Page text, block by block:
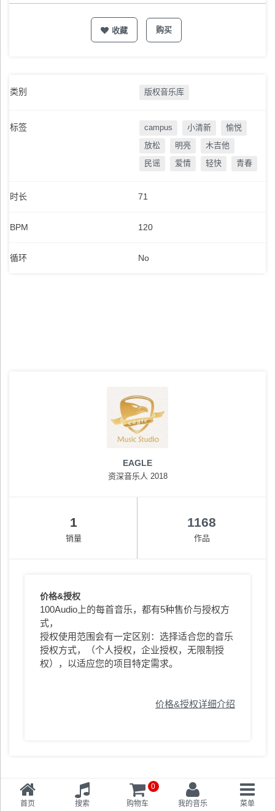
收藏 购买
类别 版权音乐库
标签 campus 小清新
愉悦
放松
明亮
木吉他
民谣
爱情 轻快 青春
时长 71
BPM 120
循环 No
EAGLE
资深音乐人 2018
1
销量
1168
作品
价格&授权
100Audio上的每首音乐，都有5种售价与授权方
式，
授权使用范围会有一定区别：选择适合您的音乐
授权方式，（个人授权，企业授权，无限制授
权），以适应您的项目特定需求。
价格&授权详细介绍
首页 搜索 购物车
0
我的音乐
菜单